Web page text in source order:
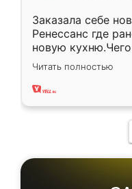
Заказала себе
Ренессанс где
новую
вполне довольна.
два года,
Читать полностью